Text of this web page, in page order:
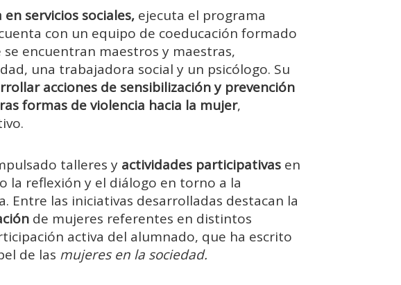
en servicios sociales, ejecuta el programa
con un equipo de coeducación formado
encuentran maestros y maestras,
una trabajadora social y un psicólogo. Su
acciones de sensibilización y prevención
formas de violencia hacia la mujer,
talleres y actividades participativas en
la reflexión y el diálogo en torno a la
Entre las iniciativas desarrolladas destacan la
de mujeres referentes en distintos
activa del alumnado, que ha escrito
de las mujeres en la sociedad.